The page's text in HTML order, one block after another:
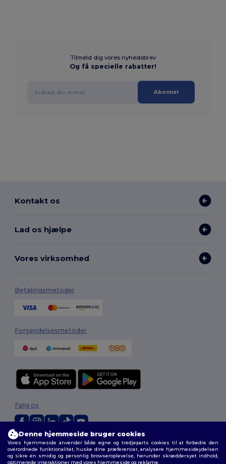
Tilmeld dig vores nyhedsbrev
Og få specielle rabatter!
Abonner
Kontakt os
Lad os hjælpe
Vores virksomhed
Betalingsmetoder
Forsendelsesmetoder
2026. Alle rettigheder forbeholdes
Vilkår og Betingelser|Tilpasset politik|Fortrolighedspolitik|Politik for
cookies|Sitemap
Følg os
Denne hjemmeside bruger cookies
Vores hjemmeside anvender både egne og tredjeparts cookies til at forbedre den
overordnede funktionalitet, huske dine præferencer, analysere hjemmesideydelsen
og sikre en smidig og personlig browseroplevelse, herunder skræddersyet indhold,
optimerede interaktioner med vores hjemmeside og reklame.